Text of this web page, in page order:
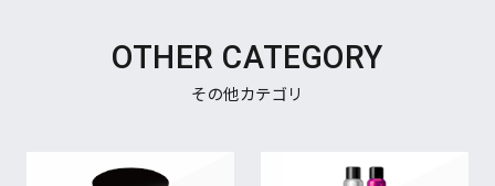
OTHER CATEGORY
その他カテゴリ